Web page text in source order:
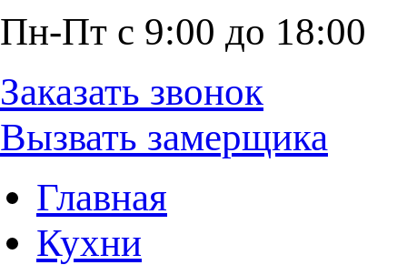
Пн-Пт с 9:00 до 18:00
Заказать звонок
Вызвать замерщика
Главная
Кухни